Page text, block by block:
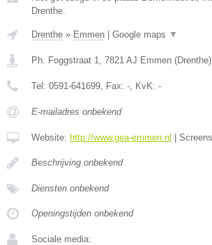
Drenthe.
Drenthe » Emmen Google maps ▼
Ph. Foggstraat 1 7821 AJ Emmen (Drenthe)
Tel: 0591-641699 , Fax: - , KvK: -
E-mailadres onbekend
Website: http://www.gea-emmen.nl
Beschrijving onbekend
Diensten onbekend
Openingstijden onbekend
Sociale media: